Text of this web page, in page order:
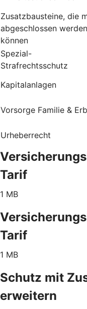
Zusatzbausteine, die
abgeschlossen werden
können
Spezial-
Strafrechtsschutz
Kapitalanlagen
Vorsorge Familie &
Urheberrecht
Tarif
1 MB
Tarif
1 MB
Schutz mit
erweitern